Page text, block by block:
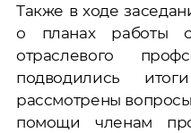
Также в ходе
о планах работы
отраслевого
подводились
рассмотрены
помощи членам